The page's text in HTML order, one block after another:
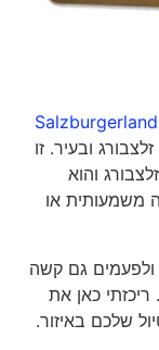
ובעיר. זו
והוא
או
גם קשה
כאן את
שלכם באיזור.